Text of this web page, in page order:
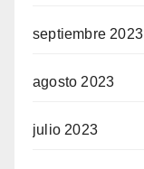
septiembre 2023
agosto 2023
julio 2023